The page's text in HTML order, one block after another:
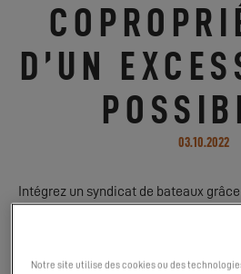
D’UN
03.10.2022
Intégrez un syndicat de bateaux
Notre site utilise des cookies ou des